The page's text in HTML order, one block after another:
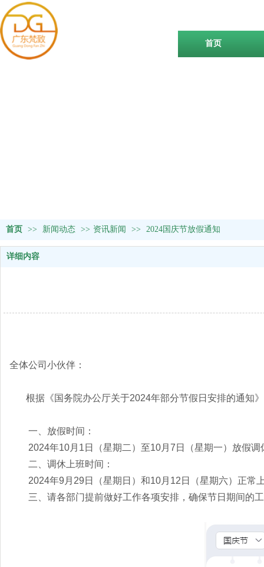
首页
首页 >> 新闻动态 >> 资讯新闻 >> 2024国庆节放假通知
详细内容
全体公司小伙伴：
根据《国务院办公厅关于2024年部分节假日安排的通知
一、放假时间：
2024年10月1日（星期二）至10月7日（星期一）放假调
二、调休上班时间：
2024年9月29日（星期日）和10月12日（星期六）正常
三、请各部门提前做好工作各项安排，确保节日期间的